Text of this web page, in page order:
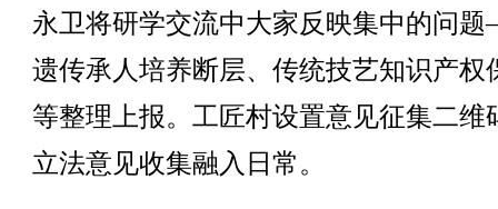
永卫将研学交流中大家反映集中的问
遗传承人培养断层、传统技艺知识产权
等整理上报。工匠村设置意见征集二维
立法意见收集融入日常。